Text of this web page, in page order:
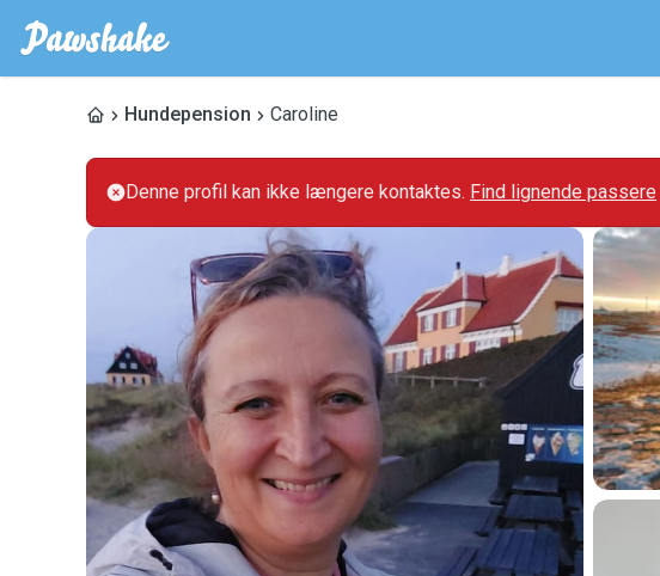
Hundepension Caroline
Denne profil kan ikke længere kontaktes. Find lignende passere